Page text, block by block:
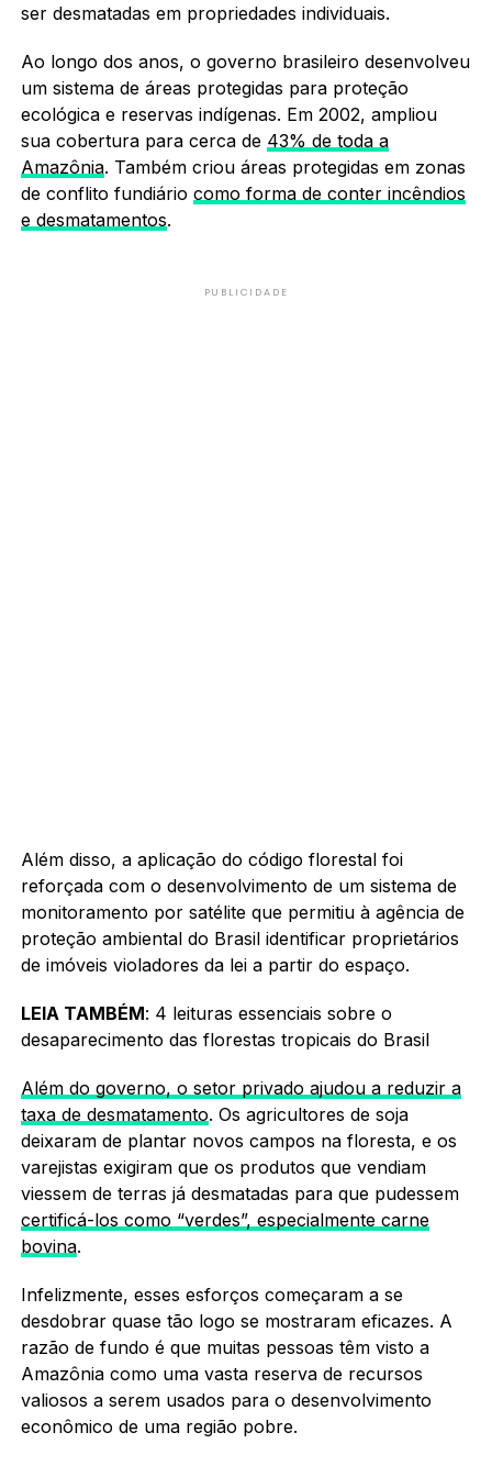
ser desmatadas em propriedades individuais.
Ao longo dos anos, o governo brasileiro desenvolveu
um sistema de áreas protegidas para proteção
ecológica e reservas indígenas. Em 2002, ampliou
sua cobertura para cerca de 43% de toda a
Amazônia. Também criou áreas protegidas em zonas
de conflito fundiário como forma de conter incêndios
e desmatamentos.
PUBLICIDADE
Além disso, a aplicação do código florestal foi
reforçada com o desenvolvimento de um sistema de
monitoramento por satélite que permitiu à agência de
proteção ambiental do Brasil identificar proprietários
de imóveis violadores da lei a partir do espaço.
LEIA TAMBÉM: 4 leituras essenciais sobre o
desaparecimento das florestas tropicais do Brasil
Além do governo, o setor privado ajudou a reduzir a
taxa de desmatamento. Os agricultores de soja
deixaram de plantar novos campos na floresta, e os
varejistas exigiram que os produtos que vendiam
viessem de terras já desmatadas para que pudessem
certificá-los como “verdes”, especialmente carne
bovina.
Infelizmente, esses esforços começaram a se
desdobrar quase tão logo se mostraram eficazes. A
razão de fundo é que muitas pessoas têm visto a
Amazônia como uma vasta reserva de recursos
valiosos a serem usados para o desenvolvimento
econômico de uma região pobre.